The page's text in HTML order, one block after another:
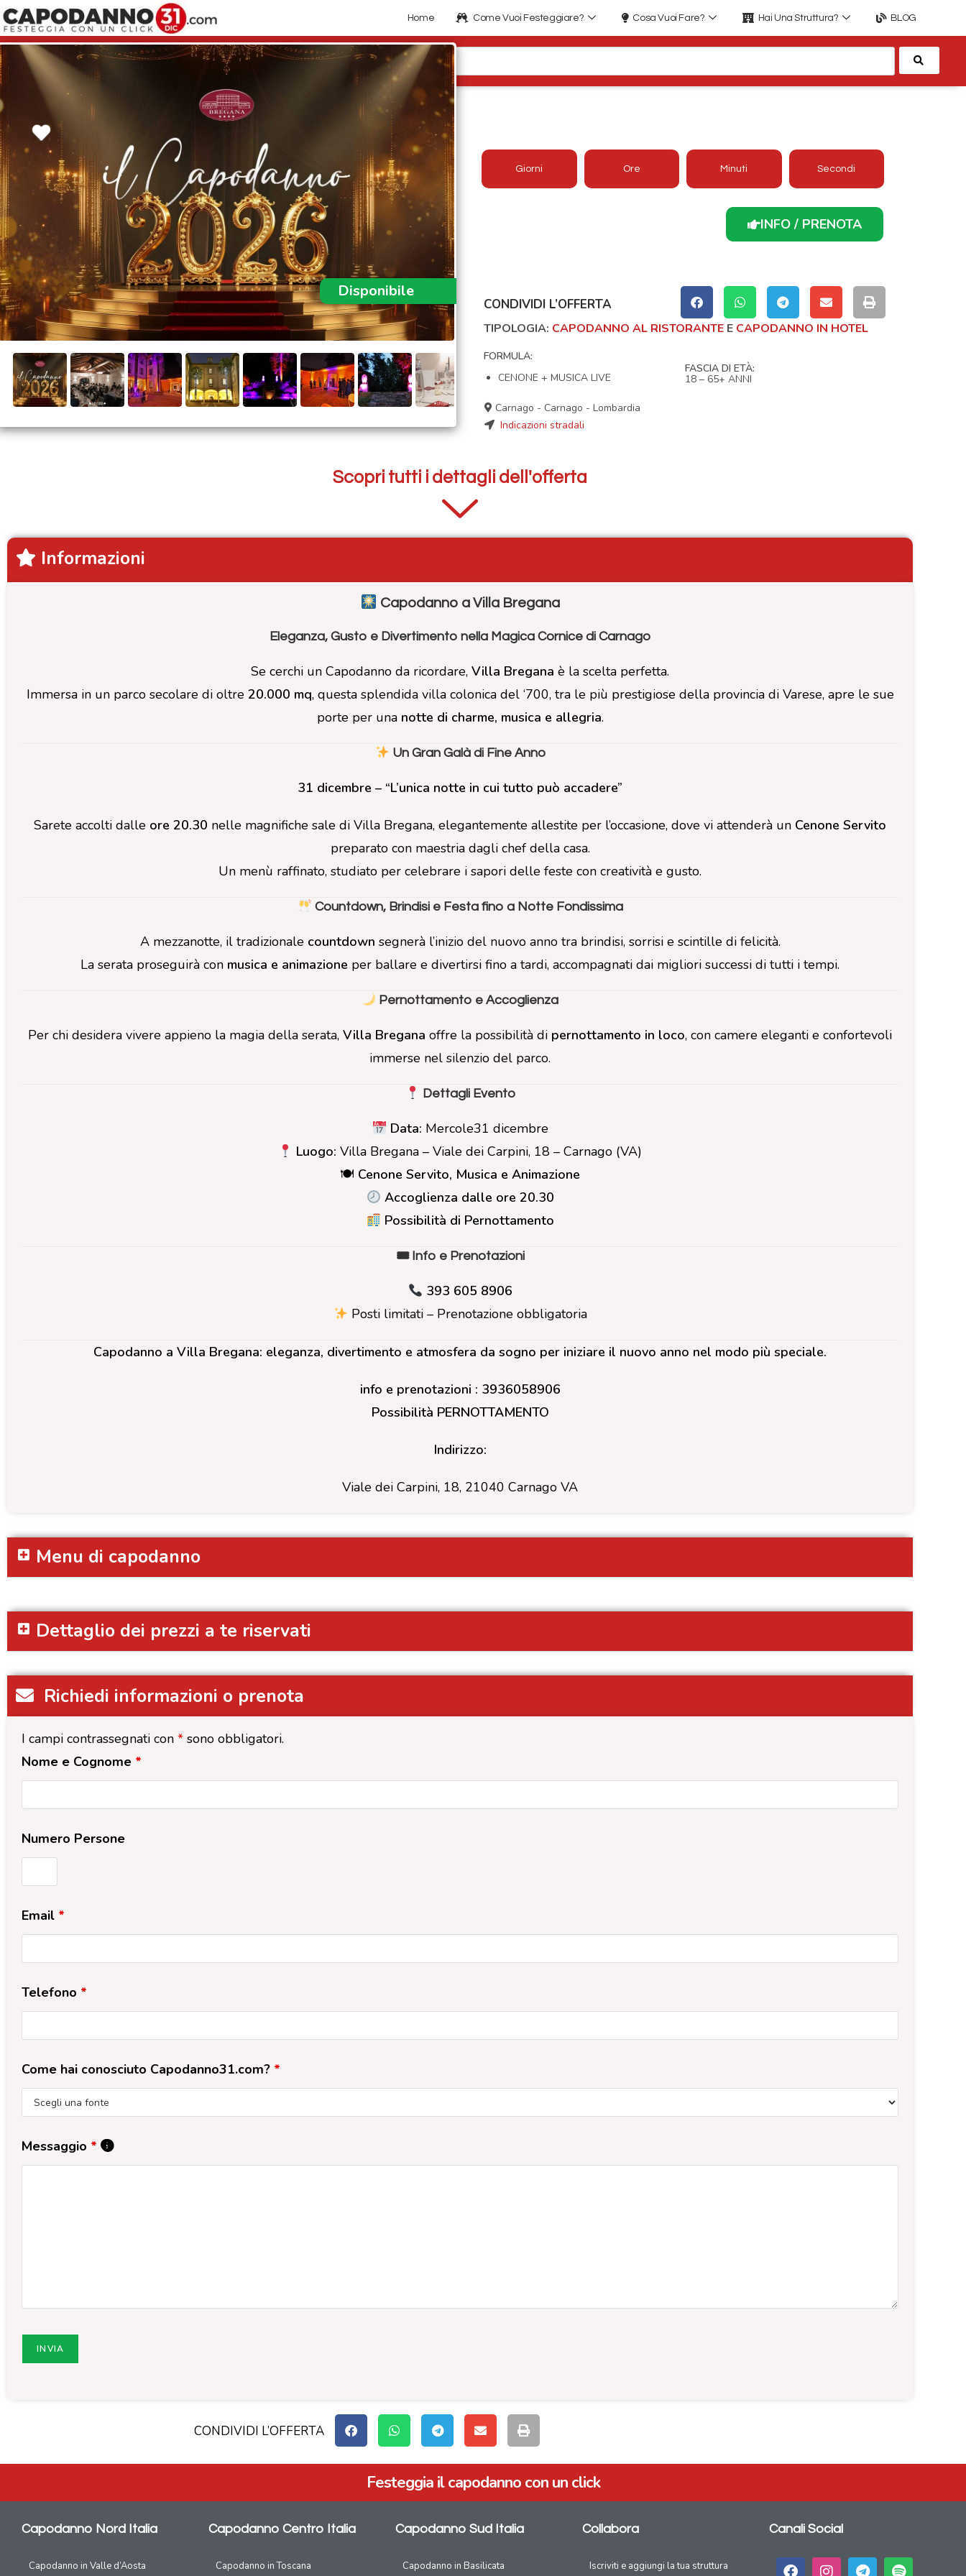
Home Come Vuoi Festeggiare? Cosa Vuoi Fare? Hai Una Struttura? BLOG
Giorni Ore Minuti Secondi
INFO / PRENOTA
Disponibile
CONDIVIDI L’OFFERTA
TIPOLOGIA: CAPODANNO AL RISTORANTE E CAPODANNO IN HOTEL
FORMULA:
CENONE + MUSICA LIVE
FASCIA DI ETÀ:
18 – 65+ ANNI
Carnago - Carnago - Lombardia
Indicazioni stradali
Scopri tutti i dettagli dell'offerta
Informazioni
Capodanno a Villa Bregana
Eleganza, Gusto e Divertimento nella Magica Cornice di Carnago
Se cerchi un Capodanno da ricordare,Villa Bregana è la scelta perfetta.
Immersa in un parco secolare di oltre 20.000 mq, questa splendida villa colonica del ‘700, tra le più prestigiose della provincia di Varese, apre le sue
porte per una notte di charme, musica e allegria.
Un Gran Galà di Fine Anno
31 dicembre – “L’unica notte in cui tutto può accadere”
Sarete accolti dalle ore 20.30 nelle magnifiche sale di Villa Bregana, elegantemente allestite per l’occasione, dove vi attenderà un Cenone Servito
preparato con maestria dagli chef della casa.
Un menù raffinato, studiato per celebrare i sapori delle feste con creatività e gusto.
Countdown, Brindisi e Festa fino a Notte Fondissima
A mezzanotte, il tradizionale countdown segnerà l’inizio del nuovo anno tra brindisi, sorrisi e scintille di felicità.
La serata proseguirà con musica e animazione per ballare e divertirsi fino a tardi, accompagnati dai migliori successi di tutti i tempi.
Pernottamento e Accoglienza
Per chi desidera vivere appieno la magia della serata,Villa Bregana offre la possibilità di pernottamento in loco, con camere eleganti e confortevoli
immerse nel silenzio del parco.
Dettagli Evento
Data: Mercole31 dicembre
Luogo: Villa Bregana – Viale dei Carpini, 18 – Carnago (VA)
🍽 Cenone Servito, Musica e Animazione
Accoglienza dalle ore 20.30
Possibilità di Pernottamento
🎟 Info e Prenotazioni
393 605 8906
Posti limitati – Prenotazione obbligatoria
Capodanno a Villa Bregana: eleganza, divertimento e atmosfera da sogno per iniziare il nuovo anno nel modo più speciale.
info e prenotazioni : 3936058906
Possibilità PERNOTTAMENTO
Indirizzo:
Viale dei Carpini, 18, 21040 Carnago VA
Menu di capodanno
Dettaglio dei prezzi a te riservati
Richiedi informazioni o prenota
I campi contrassegnati con* sono obbligatori.
Nome e Cognome *
Numero Persone
Email *
Telefono *
Come hai conosciuto Capodanno31.com? *
Messaggio *
CONDIVIDI L’OFFERTA
Festeggia il capodanno con un click
Capodanno Nord Italia
Capodanno in Valle d’Aosta
Capodanno Centro Italia
Capodanno in Toscana
Capodanno Sud Italia
Capodanno in Basilicata
Collabora
Iscriviti e aggiungi la tua struttura
Canali Social